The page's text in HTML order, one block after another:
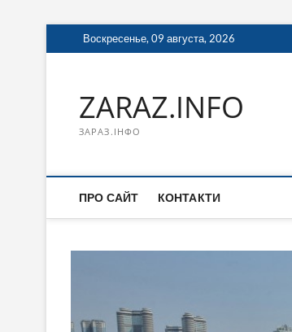
Перейти
к
Воскресенье, 09 августа, 2026
ZARAZ.INFO
ЗАРАЗ.ІНФО
ПРО САЙТ КОНТАКТИ